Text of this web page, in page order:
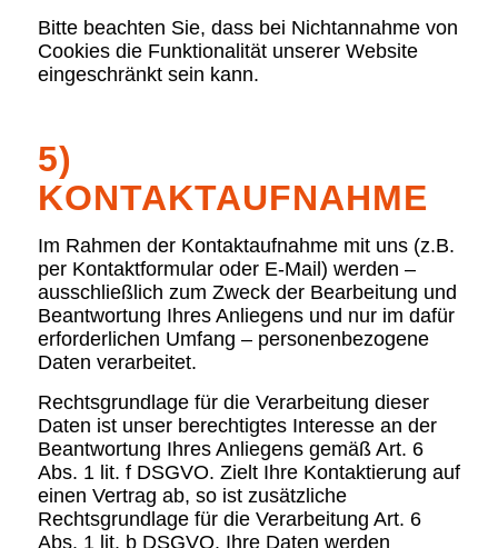
Bitte beachten Sie, dass bei Nichtannahme von
Cookies die Funktionalität unserer Website
eingeschränkt sein kann.
5)
KONTAKTAUFNAHME
Im Rahmen der Kontaktaufnahme mit uns (z.B.
per Kontaktformular oder E-Mail) werden –
ausschließlich zum Zweck der Bearbeitung und
Beantwortung Ihres Anliegens und nur im dafür
erforderlichen Umfang – personenbezogene
Daten verarbeitet.
Rechtsgrundlage für die Verarbeitung dieser
Daten ist unser berechtigtes Interesse an der
Beantwortung Ihres Anliegens gemäß Art. 6
Abs. 1 lit. f DSGVO. Zielt Ihre Kontaktierung auf
einen Vertrag ab, so ist zusätzliche
Rechtsgrundlage für die Verarbeitung Art. 6
Abs. 1 lit. b DSGVO. Ihre Daten werden